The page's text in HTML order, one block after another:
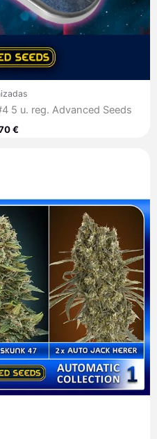
5 u. reg. Advanced Seeds
€